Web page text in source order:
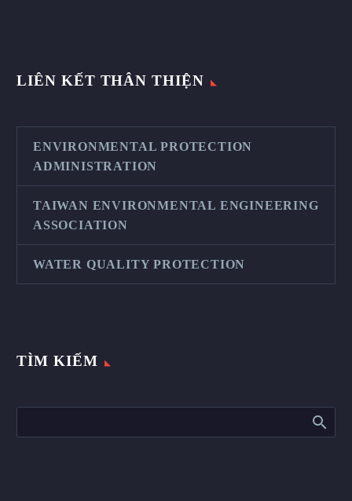
LIÊN KẾT THÂN THIỆN
ENVIRONMENTAL PROTECTION
ADMINISTRATION
TAIWAN ENVIRONMENTAL ENGINEERING
ASSOCIATION
WATER QUALITY PROTECTION
TÌM KIẾM